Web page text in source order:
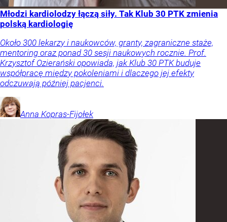
Młodzi kardiolodzy łączą siły. Tak Klub 30 PTK zmienia
polską kardiologię
Około 300 lekarzy i naukowców, granty, zagraniczne staże,
mentoring oraz ponad 30 sesji naukowych rocznie. Prof.
Krzysztof Ozierański opowiada, jak Klub 30 PTK buduje
współpracę między pokoleniami i dlaczego jej efekty
odczuwają później pacjenci.
Anna Kopras-Fijołek